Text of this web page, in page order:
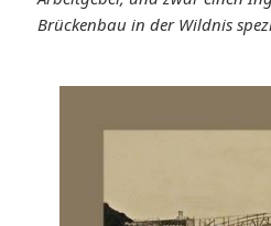
Brückenbau in der Wildnis